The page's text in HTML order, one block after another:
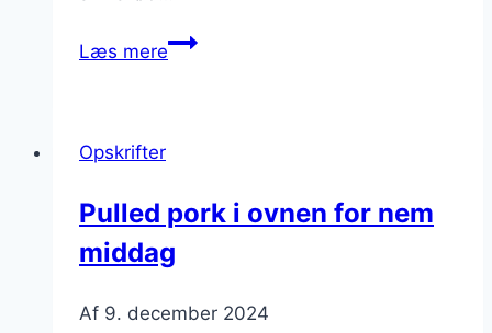
Læs merePulled
eventyrlystne
mave
Opskrifter
Pulled pork i ovnen for nem
middag
Af 9. december 2024